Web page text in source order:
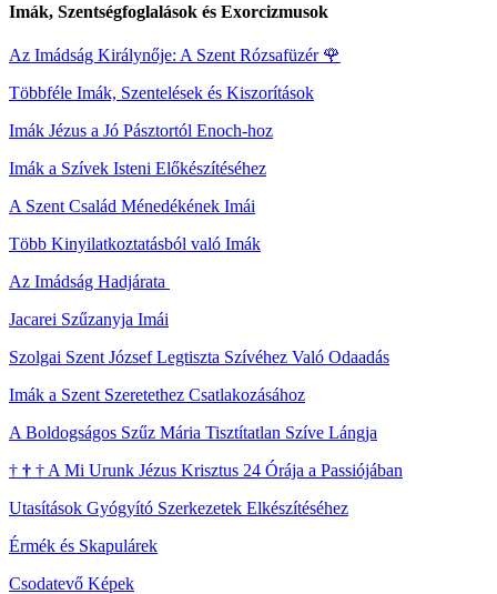
Imák, Szentségfoglalások és Exorcizmusok
Az Imádság Királynője: A Szent Rózsafüzér 🌹
Többféle Imák, Szentelések és Kiszorítások
Imák Jézus a Jó Pásztortól Enoch-hoz
Imák a Szívek Isteni Előkészítéséhez
A Szent Család Ménedékének Imái
Több Kinyilatkoztatásból való Imák
Az Imádság Hadjárata
Jacarei Szűzanyja Imái
Szolgai Szent József Legtiszta Szívéhez Való Odaadás
Imák a Szent Szeretethez Csatlakozásához
A Boldogságos Szűz Mária Tisztítatlan Szíve Lángja
† † † A Mi Urunk Jézus Krisztus 24 Órája a Passiójában
Utasítások Gyógyító Szerkezetek Elkészítéséhez
Érmék és Skapulárek
Csodatevő Képek